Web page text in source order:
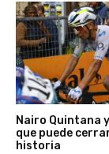
Nairo Quintana
que puede
historia